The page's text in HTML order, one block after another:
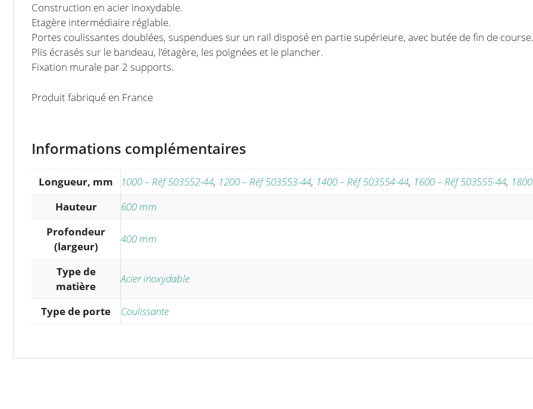
Construction en acier inoxydable.
Etagère intermédiaire réglable.
Portes coulissantes doublées, suspendues sur un rail disposé en partie supérieure, avec butée de fin de course.
Plis écrasés sur le bandeau, l’étagère, les poignées et le plancher.
Fixation murale par 2 supports.
Produit fabriqué en France
Informations complémentaires
Longueur, mm 1000 – Réf 503552-44, 1200 – Réf 503553-44, 1400 – Réf 503554-44, 1600 – Réf 503555-44,
Hauteur
600 mm
Profondeur
(largeur)
400 mm
Type de
matière
Acier inoxydable
Type de porte Coulissante